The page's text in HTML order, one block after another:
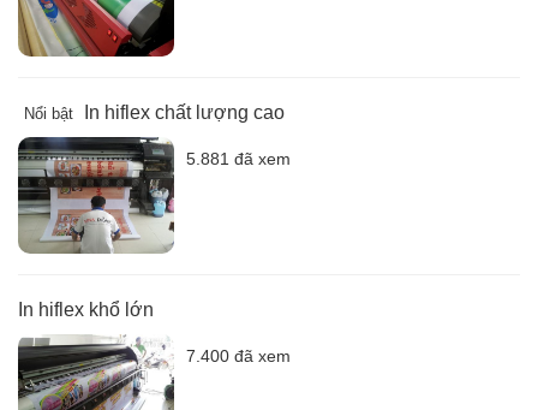
Nổi bật In hiflex chất lượng cao
5.881 đã xem
In hiflex khổ lớn
7.400 đã xem